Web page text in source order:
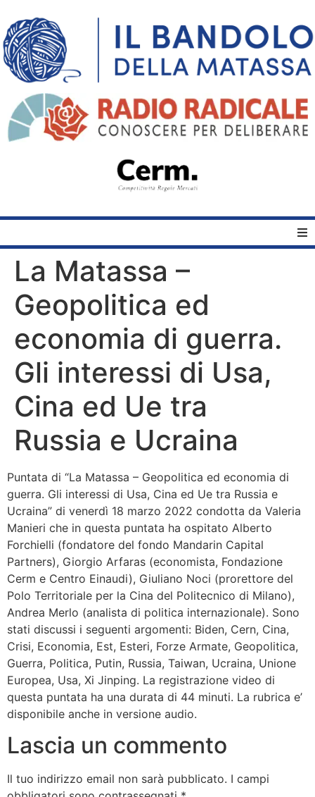
Quelli del Bandolo
Bandolo
Connessioni
Fondazione CERM
Fondazione CERM – Idee
La Matassa –
Geopolitica ed
economia di guerra.
Gli interessi di Usa,
Cina ed Ue tra
Russia e Ucraina
Puntata di “La Matassa – Geopolitica ed economia di
guerra. Gli interessi di Usa, Cina ed Ue tra Russia e
Ucraina” di venerdì 18 marzo 2022 condotta da Valeria
Manieri che in questa puntata ha ospitato Alberto
Forchielli (fondatore del fondo Mandarin Capital
Partners), Giorgio Arfaras (economista, Fondazione
Cerm e Centro Einaudi), Giuliano Noci (prorettore del
Polo Territoriale per la Cina del Politecnico di Milano),
Andrea Merlo (analista di politica internazionale). Sono
stati discussi i seguenti argomenti: Biden, Cern, Cina,
Crisi, Economia, Est, Esteri, Forze Armate, Geopolitica,
Guerra, Politica, Putin, Russia, Taiwan, Ucraina, Unione
Europea, Usa, Xi Jinping. La registrazione video di
questa puntata ha una durata di 44 minuti. La rubrica e’
disponibile anche in versione audio.
Lascia un commento
Il tuo indirizzo email non sarà pubblicato. I campi